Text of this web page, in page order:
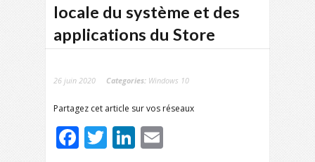
locale du système et des
applications du Store
26 juin 2020 Categories: Windows 10
Partagez cet article sur vos réseaux
Facebook
TwitterLinkedIn